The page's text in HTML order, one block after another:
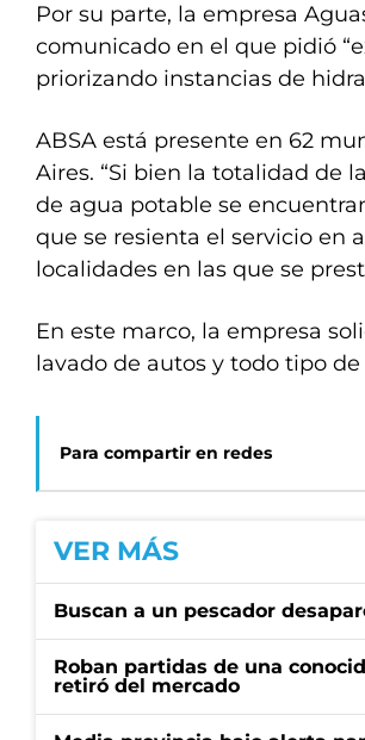
Por su parte, la empresa
comunicado en el que pidió
priorizando instancias de
ABSA está presente en 62
Aires. “Si bien la totalidad de
de agua potable se
que se resienta el servicio en
localidades en las que se
En este marco, la empresa
lavado de autos y todo tipo
Para compartir en redes
VER MÁS
Buscan a un pescador
Roban partidas de una
retiró del mercado